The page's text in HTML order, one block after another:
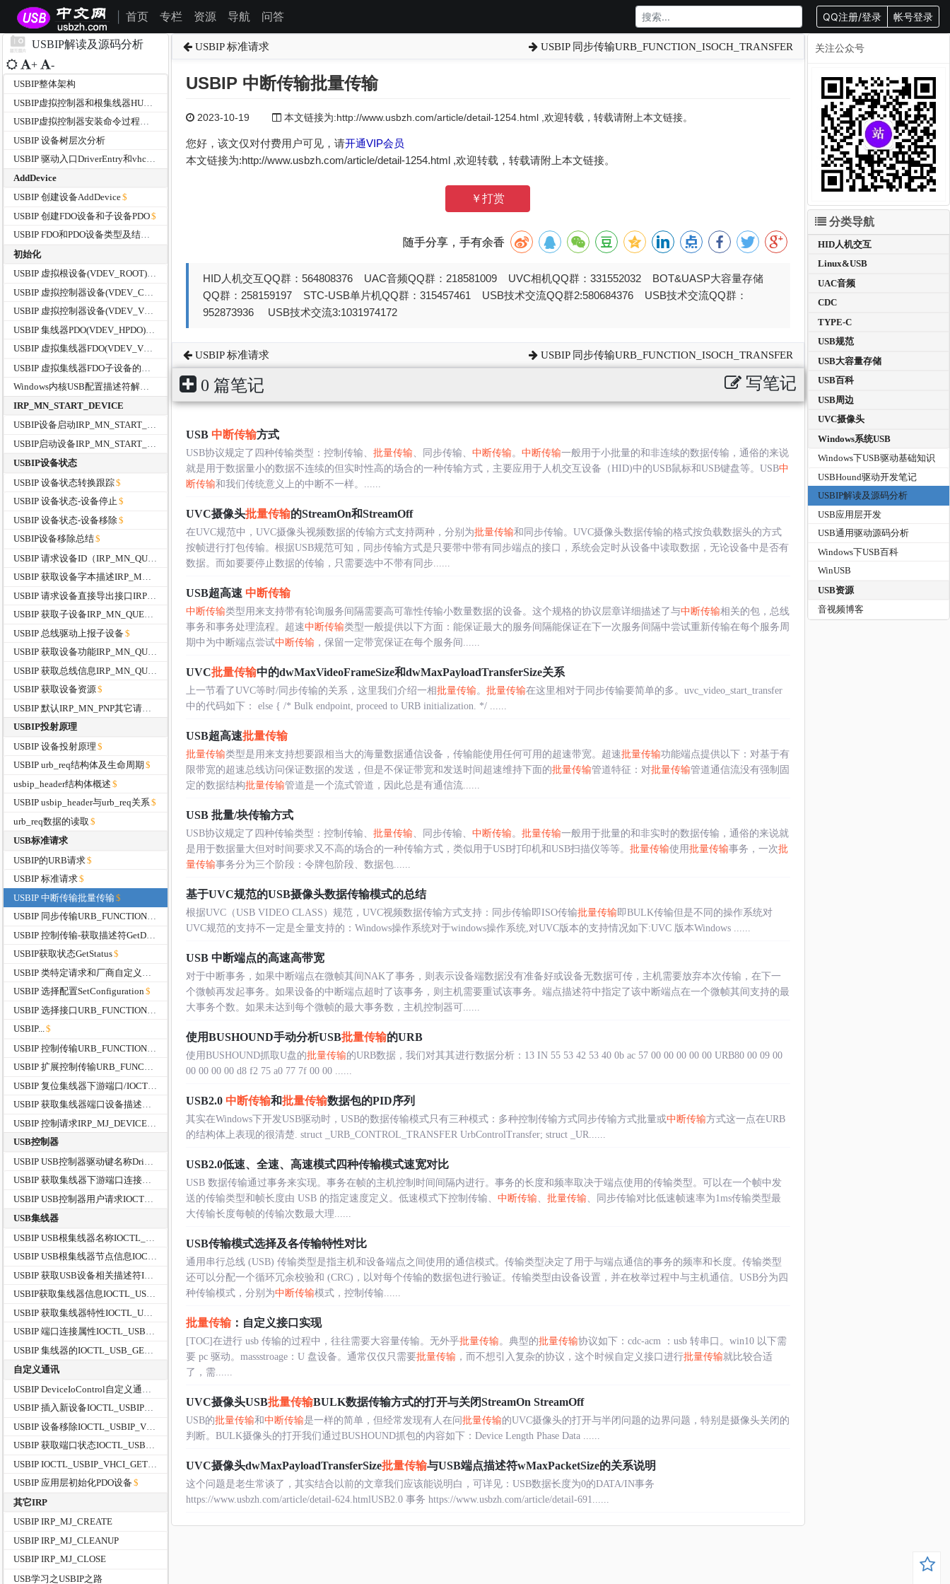
首页 专栏 资源 导航 问答 QQ注册/登录 帐号登录
USBIP解读及源码分析
+ -
USBIP整体架构
USBIP虚拟控制器安装命令过程分析
USBIP 设备树层次分析
USBIP 驱动入口DriverEntry和vhci_driverUnload函数
AddDevice
USBIP 创建设备AddDevice
USBIP 创建FDO设备和子设备PDO
USBIP FDO和PDO设备类型及结构体大小
初始化
USBIP 虚拟根设备(VDEV_ROOT)FDO的初始化过程
USBIP 虚拟控制器设备(VDEV_VHCI)FDO的初始化过程
USBIP 虚拟集线器FDO(VDEV_VHUB )的初始化
Windows内核USB配置描述符解析函数
IRP_MN_START_DEVICE
USBIP设备启动IRP_MN_START_DEVICE
USBIP设备状态
USBIP 设备状态转换跟踪
USBIP 设备状态-设备停止
USBIP 设备状态-设备移除
USBIP设备移除总结
USBIP 获取设备字本描述IRP_MN_QUERY_DEVICE_TEXT
USBIP 获取子设备IRP_MN_QUERY_DEVICE_RELATIONS
USBIP 总线驱动上报子设备
USBIP 获取设备功能IRP_MN_QUERY_CAPABILITIES
USBIP 获取设备资源
USBIP投射原理
USBIP 设备投射原理
USBIP urb_req结构体及生命周期
usbip_header结构体概述
USBIP usbip_header与urb_req关系
urb_req数据的读取
USB标准请求
USBIP的URB请求
USBIP 标准请求
USBIP 中断传输批量传输
USBIP 同步传输URB_FUNCTION_ISOCH_TRANSFER
USBIP获取状态GetStatus
USBIP 选择配置SetConfiguration
USBIP...
USBIP 扩展控制传输URB_FUNCTION_CONTROL_TRANSFER_EX
USBIP 获取集线器端口设备描述符IOCTL_USB_GET_DESCRIPTOR_FROM_NODE_CONNECTION
USB控制器
USBIP 获取集线器下游端口连接信息IOCTL_USB_GET_NODE_CONNECTION_INFORMATION
USB集线器
USBIP USB根集线器节点信息IOCTL_USB_GET_NODE_INFORMATION
USBIP获取集线器信息IOCTL_USB_GET_HUB_INFORMATION_EX
USBIP 端口连接属性IOCTL_USB_GET_PORT_CONNECTOR_PROPERTIES
自定义通讯
USBIP 插入新设备IOCTL_USBIP_VHCI_PLUGIN_HARDWARE
USBIP 获取端口状态IOCTL_USBIP_VHCI_GET_PORTS_STATUS
USBIP 应用层初始化PDO设备
其它IRP
USBIP IRP_MJ_CREATE
USBIP IRP_MJ_CLEANUP
USBIP IRP_MJ_CLOSE
USB学习之USBIP之路
USBIP 标准请求 USBIP 同步传输URB_FUNCTION_ISOCH_TRANSFER
USBIP 中断传输批量传输
2023-10-19 本文链接为:http://www.usbzh.com/article/detail-1254.html ,欢迎转载，转载请附上本文链接。
您好，该文仅对付费用户可见，请开通VIP会员
本文链接为:http://www.usbzh.com/article/detail-1254.html ,欢迎转载，转载请附上本文链接。
￥打赏
随手分享，手有余香
HID人机交互QQ群：564808376 UAC音频QQ群：218581009 UVC相机QQ群：331552032 BOT&UASP大容量存储
QQ群：258159197 STC-USB单片机QQ群：315457461 USB技术交流QQ群2:580684376 USB技术交流QQ群：
952873936 USB技术交流3:1031974172
USBIP 标准请求 USBIP 同步传输URB_FUNCTION_ISOCH_TRANSFER
0 篇笔记 写笔记
USB 中断传输方式
USB协议规定了四种传输类型：控制传输、 批量传输、同步传输、 中断传输。 中断传输一般用于小批量的和非连续的数据传输，通俗的来说
就是用于数据量小的数据不连续的但实时性高的场合的一种传输方式，主要应用于人机交互设备（HID)中的USB鼠标和USB键盘等。USB中
断传输和我们传统意义上的中断不一样。......
UVC摄像头批量传输的StreamOn和StreamOff
在UVC规范中，UVC摄像头视频数据的传输方式支持两种，分别为批量传输和同步传输。UVC摄像头数据传输的格式按负载数据头的方式
按帧进行打包传输。根据USB规范可知，同步传输方式是只要带中带有同步端点的接口，系统会定时从设备中读取数据，无论设备中是否有
数据。而如要要停止数据的传输，只需要选中不带有同步......
USB超高速 中断传输
中断传输类型用来支持带有轮询服务间隔需要高可靠性传输小数量数据的设备。这个规格的协议层章详细描述了与中断传输相关的包，总线
事务和事务处理流程。超速中断传输类型一般提供以下方面：能保证最大的服务间隔能保证在下一次服务间隔中尝试重新传输在每个服务周
期中为中断端点尝试中断传输，保留一定带宽保证在每个服务间......
UVC批量传输中的dwMaxVideoFrameSize和dwMaxPayloadTransferSize关系
上一节看了UVC等时/同步传输的关系，这里我们介绍一相批量传输。 批量传输在这里相对于同步传输要简单的多。uvc_video_start_transfer
中的代码如下： else { /* Bulk endpoint, proceed to URB initialization. */ ......
USB超高速批量传输
批量传输类型是用来支持想要跟相当大的海量数据通信设备，传输能使用任何可用的超速带宽。超速批量传输功能端点提供以下：对基于有
限带宽的超速总线访问保证数据的发送，但是不保证带宽和发送时间超速维持下面的批量传输管道特征：对批量传输管道通信流没有强制固
定的数据结构批量传输管道是一个流式管道，因此总是有通信流......
USB 批量/块传输方式
USB协议规定了四种传输类型：控制传输、 批量传输、同步传输、 中断传输。 批量传输一般用于批量的和非实时的数据传输，通俗的来说就
是用于数据量大但对时间要求又不高的场合的一种传输方式，类似用于USB打印机和USB扫描仪等等。 批量传输使用批量传输事务，一次批
量传输事务分为三个阶段：令牌包阶段、数据包......
基于UVC规范的USB摄像头数据传输模式的总结
根据UVC（USB VIDEO CLASS）规范，UVC视频数据传输方式支持：同步传输即ISO传输批量传输即BULK传输但是不同的操作系统对
UVC规范的支持不一定是全量支持的：Windows操作系统对于windows操作系统,对UVC版本的支持情况如下:UVC 版本Windows ......
USB 中断端点的高速高带宽
对于中断事务，如果中断端点在微帧其间NAK了事务，则表示设备端数据没有准备好或设备无数据可传，主机需要放弃本次传输，在下一
个微帧再发起事务。如果设备的中断端点超时了该事务，则主机需要重试该事务。端点描述符中指定了该中断端点在一个微帧其间支持的最
大事务个数。如果未达到每个微帧的最大事务数，主机控制器可......
使用BUSHOUND手动分析USB批量传输的URB
使用BUSHOUND抓取U盘的批量传输的URB数据，我们对其其进行数据分析：13 IN 55 53 42 53 40 0b ac 57 00 00 00 00 00 URB80 00 09 00
00 00 00 00 d8 f2 75 a0 77 7f 00 00 ......
USB2.0 中断传输和批量传输数据包的PID序列
其实在Windows下开发USB驱动时，USB的数据传输模式只有三种模式：多种控制传输方式同步传输方式批量或中断传输方式这一点在URB
的结构体上表现的很清楚. struct _URB_CONTROL_TRANSFER UrbControlTransfer; struct _UR......
USB2.0低速、全速、高速模式四种传输模式速宽对比
USB 数据传输通过事务来实现。事务在帧的主机控制时间间隔内进行。事务的长度和频率取决于端点使用的传输类型。可以在一个帧中发
送的传输类型和帧长度由 USB 的指定速度定义。低速模式下控制传输、 中断传输、 批量传输、同步传输对比低速帧速率为1ms传输类型最
大传输长度每帧的传输次数最大理......
USB传输模式选择及各传输特性对比
通用串行总线 (USB) 传输类型是指主机和设备端点之间使用的通信模式。传输类型决定了用于与端点通信的事务的频率和长度。传输类型
还可以分配一个循环冗余校验和 (CRC)，以对每个传输的数据包进行验证。传输类型由设备设置，并在枚举过程中与主机通信。USB分为四
种传输模式，分别为中断传输模式，控制传输......
批量传输：自定义接口实现
[TOC]在进行 usb 传输的过程中，往往需要大容量传输。无外乎批量传输。典型的批量传输协议如下：cdc-acm ：usb 转串口。win10 以下需
要 pc 驱动。massstroage：U 盘设备。通常仅仅只需要批量传输，而不想引入复杂的协议，这个时候自定义接口进行批量传输就比较合适
了，需......
UVC摄像头USB批量传输BULK数据传输方式的打开与关闭StreamOn StreamOff
USB的批量传输和中断传输是一样的简单，但经常发现有人在问批量传输的UVC摄像头的打开与半闭问题的边界问题，特别是摄像头关闭的
判断。BULK摄像头的打开我们通过BUSHOUND抓包的内容如下：Device Length Phase Data ......
UVC摄像头dwMaxPayloadTransferSize批量传输与USB端点描述符wMaxPacketSize的关系说明
这个问题是老生常谈了，其实结合以前的文章我们应该能说明白，可详见：USB数据长度为0的DATA/IN事务
https://www.usbzh.com/article/detail-624.htmlUSB2.0 事务 https://www.usbzh.com/article/detail-691......
关注公众号
分类导航
HID人机交互
Linux&USB
UAC音频
CDC
TYPE-C
USB规范
USB大容量存储
USB百科
USB周边
UVC摄像头
Windows系统USB
Windows下USB驱动基础知识
USBHound驱动开发笔记
USBIP解读及源码分析
USB应用层开发
USB通用驱动源码分析
Windows下USB百科
WinUSB
USB资源
音视频博客